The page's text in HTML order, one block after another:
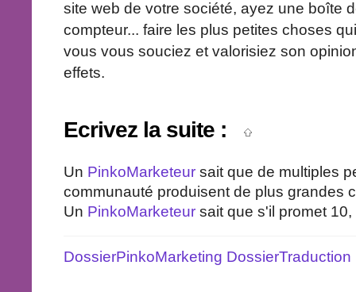
site web de votre société, ayez une boîte
compteur... faire les plus petites choses
vous vous souciez et valorisiez son
effets.
Ecrivez la suite :
Un PinkoMarketeur sait que de multiples
communauté produisent de plus grandes
Un PinkoMarketeur sait que s'il promet
DossierPinkoMarketing DossierTraduction